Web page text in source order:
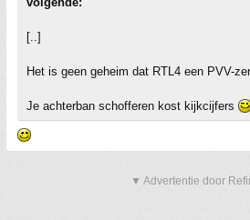
[..]
Het is geen geheim dat RTL4 een PVV-
Je achterban schofferen kost kijkcijfers
▼ Advertentie door